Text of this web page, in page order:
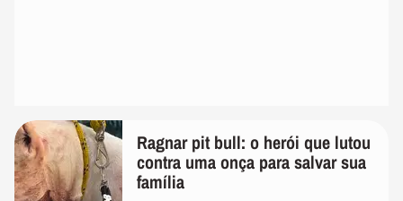
Ragnar pit bull: o herói que lutou
contra uma onça para salvar sua
família